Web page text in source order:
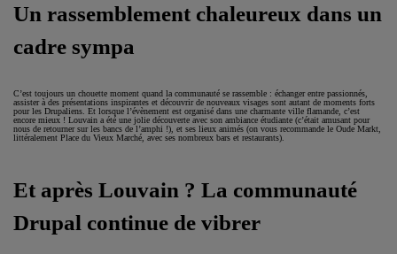
Un rassemblement chaleureux dans un
cadre sympa
C’est toujours un chouette moment quand la communauté se rassemble : échanger entre passionnés,
assister à des présentations inspirantes et découvrir de nouveaux visages sont autant de moments forts
pour les Drupaliens. Et lorsque l’évènement est organisé dans une charmante ville flamande, c’est
encore mieux ! Louvain a été une jolie découverte avec son ambiance étudiante (c’était amusant pour
nous de retourner sur les bancs de l’amphi !), et ses lieux animés (on vous recommande le Oude Markt,
littéralement Place du Vieux Marché, avec ses nombreux bars et restaurants).
Et après Louvain ? La communauté
Drupal continue de vibrer